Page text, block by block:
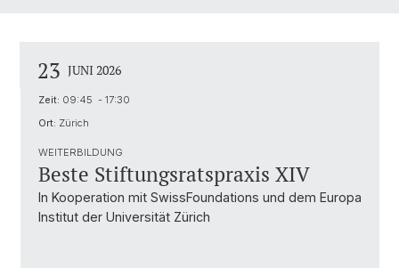
23 JUNI 2026
Zeit: 09:45 - 17:30
Ort: Zürich
WEITERBILDUNG
Beste Stiftungsratspraxis XIV
In Kooperation mit SwissFoundations und dem Europa
Institut der Universität Zürich